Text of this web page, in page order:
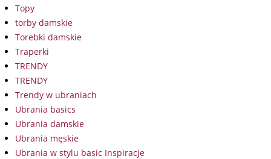
Topy
torby damskie
Torebki damskie
Traperki
TRENDY
TRENDY
Trendy w ubraniach
Ubrania basics
Ubrania damskie
Ubrania męskie
Ubrania w stylu basic Inspiracje